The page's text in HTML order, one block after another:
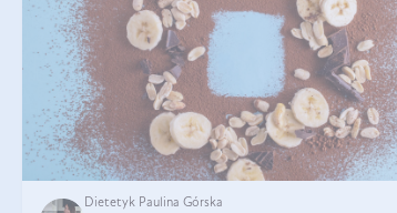
Dietetyk Paulina Górska